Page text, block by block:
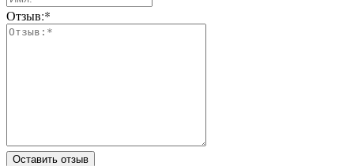
Отзыв:*
Оставить отзыв